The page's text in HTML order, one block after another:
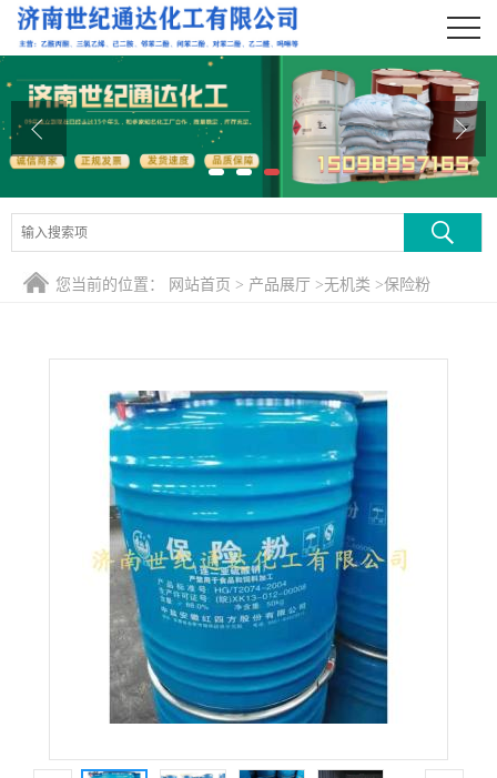
公司首页
公司介绍
产品展厅
证书荣誉
您当前的位置： 网站首页 > 产品展厅 >无机类 >保险粉